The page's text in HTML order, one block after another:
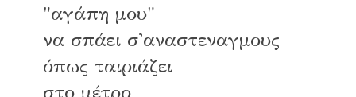
"αγάπη μου"
να σπάει σ'αναστεναγμους
όπως ταιριάζει
στο μέτρο